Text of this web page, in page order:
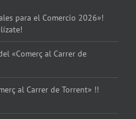
para el Comercio 2026»!
«Comerç al Carrer de
al Carrer de Torrent» !!